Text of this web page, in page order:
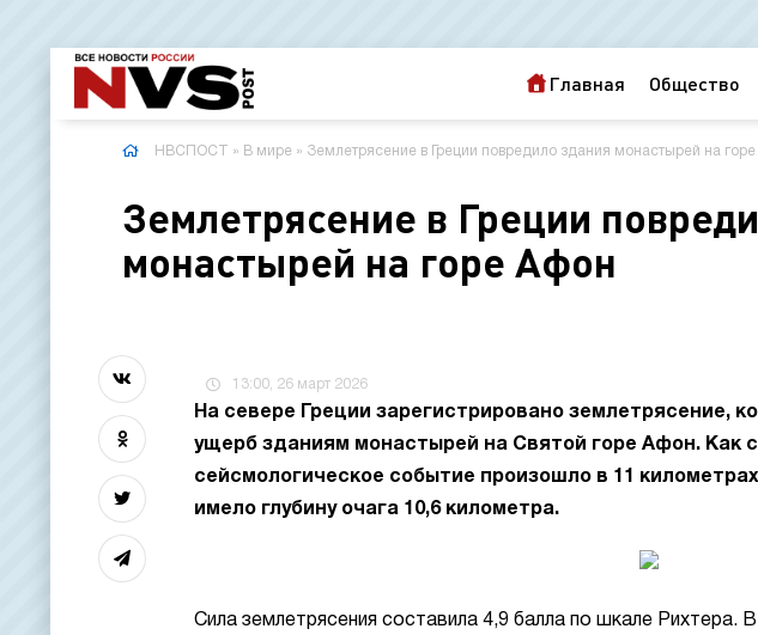
Главная Общество
НВСПОСТ » В мире » Землетрясение в Греции повредило здания монастырей на
Землетрясение в Греции
монастырей на горе Афон
13:00, 26 март 2026
На севере Греции зарегистрировано землетрясение,
ущерб зданиям монастырей на Святой горе Афон. Как
сейсмологическое событие произошло в 11
имело глубину очага 10,6 километра.
Сила землетрясения составила 4,9 балла по шкале Рихтера.